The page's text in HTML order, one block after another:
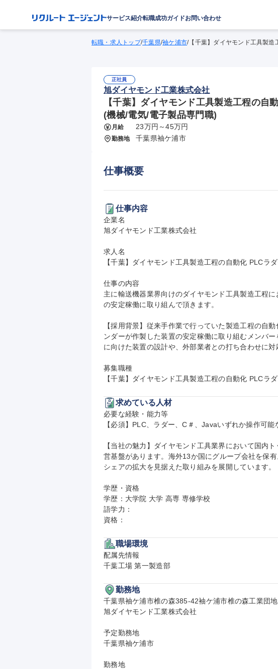
サービス紹介転職成功ガイドお問い合わせ
転職・求人トップ/千葉県/袖ケ浦市/【千葉】ダイヤモンド工具製造
正社員
旭ダイヤモンド工業株式会社
【千葉】ダイヤモンド工具製造工程の
(機械/電気/電子製品専門職)
月給 23万円～45万円
勤務地 千葉県袖ケ浦市
仕事概要
仕事内容
企業名
旭ダイヤモンド工業株式会社
求人名
【千葉】ダイヤモンド工具製造工程の自動化 PLCラ
仕事の内容
主に輸送機器業界向けのダイヤモンド工具製造工程
の安定稼働に取り組んで頂きます。
【採用背景】従来手作業で行っていた製造工程の自
ンダーが作製した装置の安定稼働に取り組むメンバ
に向けた装置の設計や、外部業者との打ち合わせに対
募集職種
【千葉】ダイヤモンド工具製造工程の自動化 PLCラ
求めている人材
必要な経験・能力等
【必須】PLC、ラダー、C＃、Javaいずれか操作可
【当社の魅力】ダイヤモンド工具業界において国内
営基盤があります。海外13か国にグループ会社を保
シェアの拡大を見据えた取り組みを展開しています。
学歴・資格
学歴：大学院 大学 高専 専修学校
語学力：
資格：
職場環境
配属先情報
千葉工場 第一製造部
勤務地
千葉県袖ケ浦市椎の森385-42袖ケ浦市椎の森工業団地
旭ダイヤモンド工業株式会社
予定勤務地
千葉県袖ケ浦市
勤務地